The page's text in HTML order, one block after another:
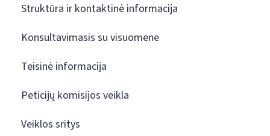
Struktūra ir kontaktinė informacija
Konsultavimasis su visuomene
Teisinė informacija
Peticijų komisijos veikla
Veiklos sritys